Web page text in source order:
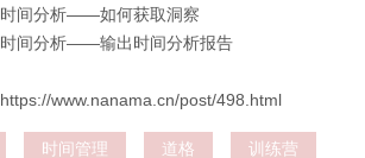
间分析——如何获取洞察
间分析——输出时间分析报告
www.nanama.cn/post/498.html
时间管理 道格 训练营